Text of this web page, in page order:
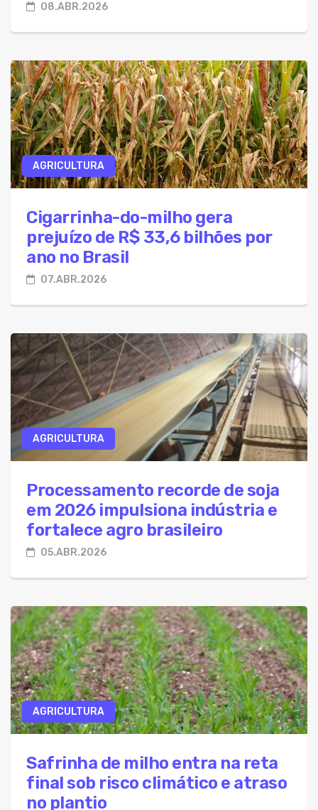
08.ABR.2026
AGRICULTURA
Cigarrinha-do-milho gera
prejuízo de R$ 33,6 bilhões por
ano no Brasil
07.ABR.2026
AGRICULTURA
Processamento recorde de soja
em 2026 impulsiona indústria e
fortalece agro brasileiro
05.ABR.2026
AGRICULTURA
Safrinha de milho entra na reta
final sob risco climático e atraso
no plantio